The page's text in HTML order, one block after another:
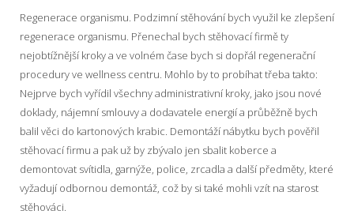
Regenerace organismu. Podzimní stěhování bych využil ke zlepšení
regenerace organismu. Přenechal bych stěhovací firmě ty
nejobtížnější kroky a ve volném čase bych si dopřál regenerační
procedury ve wellness centru. Mohlo by to probíhat třeba takto:
Nejprve bych vyřídil všechny administrativní kroky, jako jsou nové
doklady, nájemní smlouvy a dodavatele energií a průběžně bych
balil věci do kartonových krabic. Demontáží nábytku bych pověřil
stěhovací firmu a pak už by zbývalo jen sbalit koberce a
demontovat svítidla, garnýže, police, zrcadla a další předměty, které
vyžadují odbornou demontáž, což by si také mohli vzít na starost
stěhováci.